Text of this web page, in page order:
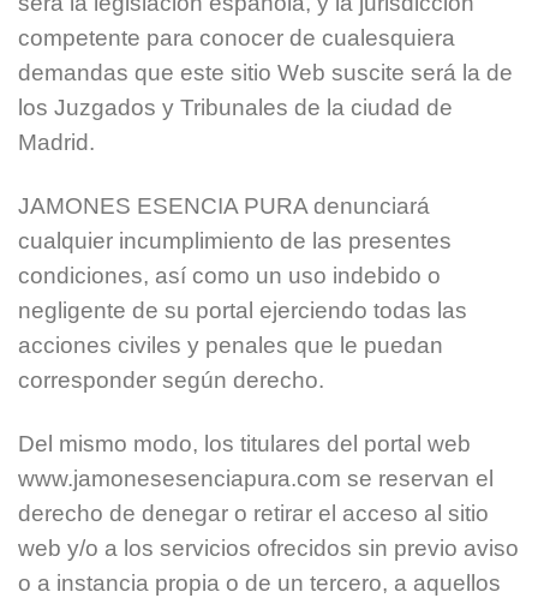
competente para conocer de cualesquiera
demandas que este sitio Web suscite será la de
los Juzgados y Tribunales de la ciudad de
Madrid.
JAMONES ESENCIA PURA denunciará
cualquier incumplimiento de las presentes
condiciones, así como un uso indebido o
negligente de su portal ejerciendo todas las
acciones civiles y penales que le puedan
corresponder según derecho.
Del mismo modo, los titulares del portal web
www.jamonesesenciapura.com se reservan el
derecho de denegar o retirar el acceso al sitio
web y/o a los servicios ofrecidos sin previo aviso
o a instancia propia o de un tercero, a aquellos